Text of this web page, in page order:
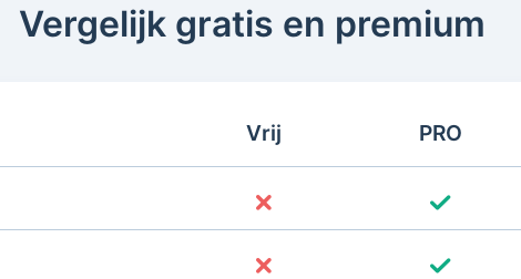
Vergelijk gratis en premium
Vrij PRO